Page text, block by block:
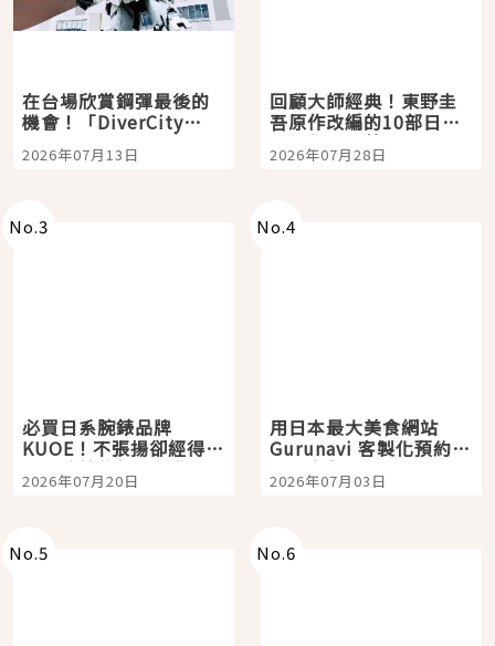
在台場欣賞鋼彈最後的
機會！「DiverCity
Tokyo Plaza」搭船、
購物、美食及夜景，一
2026年07月13日
回顧大師經典！東野圭
吾原作改編的10部日本
影視作品推薦
2026年07月28日
No.3
必買日系腕錶品牌
KUOE！不張揚卻經得起
時間洗鍊的經典之作五
選
2026年07月20日
No.4
用日本最大美食網站
Gurunavi 客製化預約九
大都市餐廳，打造專屬
美食體驗！
2026年07月03日
No.5 No.6